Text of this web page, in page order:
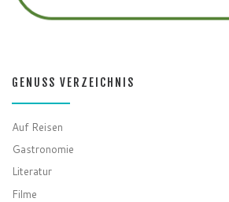
GENUSS VERZEICHNIS
Auf Reisen
Gastronomie
Literatur
Filme